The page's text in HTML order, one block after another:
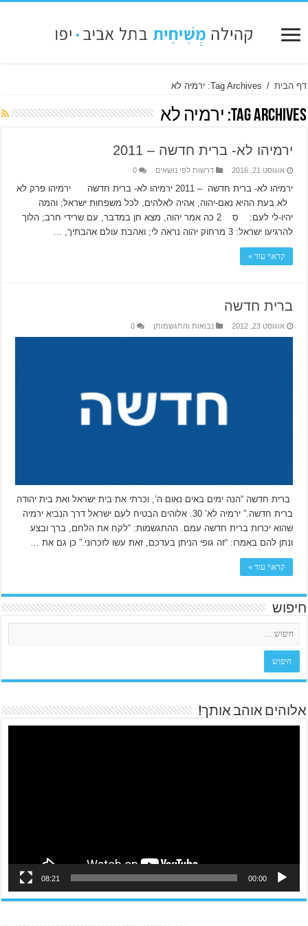
דף הבית / Tag Archives: ירמיה לא
Tag Archives: ירמיה לא
ירמיהו לא- ברית חדשה – 2011
אוגוסט 21, 2016 דרשות לפי נושאים 0
ירמיהו לא- ברית חדשה – 2011 ירמיהו לא- ברית חדשה ירמיהו פרק לא
לא בעת ההיא נאם-יהוה, אהיה לאלהים, לכל משפחות ישראל; והמה
יהיו-לי לעם: ס 2 כה אמר יהוה, מצא חן במדבר, עם שרידי חרב; הלוך
להרגיעו ישראל: 3 מרחוק יהוה נראה לי; ואהבת עולם אהבתיך, …
קרא\י עוד »
ברית חדשה
אוגוסט 23, 2012 נבואות והתגשמותן 0
ברית חדשה “הנה ימים באים נאום ה’, וכרתי את בית ישראל ואת בית יהודה
ברית חדשה.” ירמיה לא’ 30. אלוהים הבטיח לעם ישראל דרך הנביא ירמיה
שהוא יכרות ברית חדשה עמם. ההתגשמות: “לקח את הלחם, ברך ובצע
ונתן להם באמרו: “זה גופי הניתן בעדכם, זאת עשו לזכרוני.” כן גם את …
קרא\י עוד »
חיפוש
אלוהים אוהב אותך!
00:00
08:21